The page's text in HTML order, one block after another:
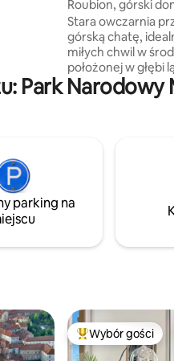
Roubion, górski
Mercantour
Stara owczarnia
górską chatę,
miłych chwil w
położonej w głębi
zimą i latem
dobrodziejstw
znajduje się
placu wioski, a
200-metrową
różnicą poziomów.
Park
parking na
Najpopularniejsze
Wybór gości